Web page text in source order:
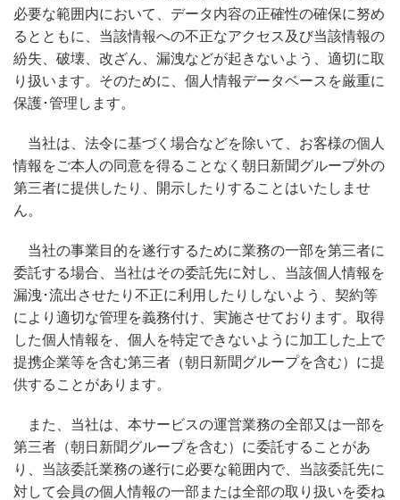
必要な範囲内において、データ内容の正確性の確保に努め
るとともに、当該情報への不正なアクセス及び当該情報の
紛失、破壊、改ざん、漏洩などが起きないよう、適切に取
り扱います。そのために、個人情報データベースを厳重に
保護･管理します。
当社は、法令に基づく場合などを除いて、お客様の個人
情報をご本人の同意を得ることなく朝日新聞グループ外の
第三者に提供したり、開示したりすることはいたしませ
ん。
当社の事業目的を遂行するために業務の一部を第三者に
委託する場合、当社はその委託先に対し、当該個人情報を
漏洩･流出させたり不正に利用したりしないよう、契約等
により適切な管理を義務付け、実施させております。取得
した個人情報を、個人を特定できないように加工した上で
提携企業等を含む第三者（朝日新聞グループを含む）に提
供することがあります。
また、当社は、本サービスの運営業務の全部又は一部を
第三者（朝日新聞グループを含む）に委託することがあ
り、当該委託業務の遂行に必要な範囲内で、当該委託先に
対して会員の個人情報の一部または全部の取り扱いを委ね